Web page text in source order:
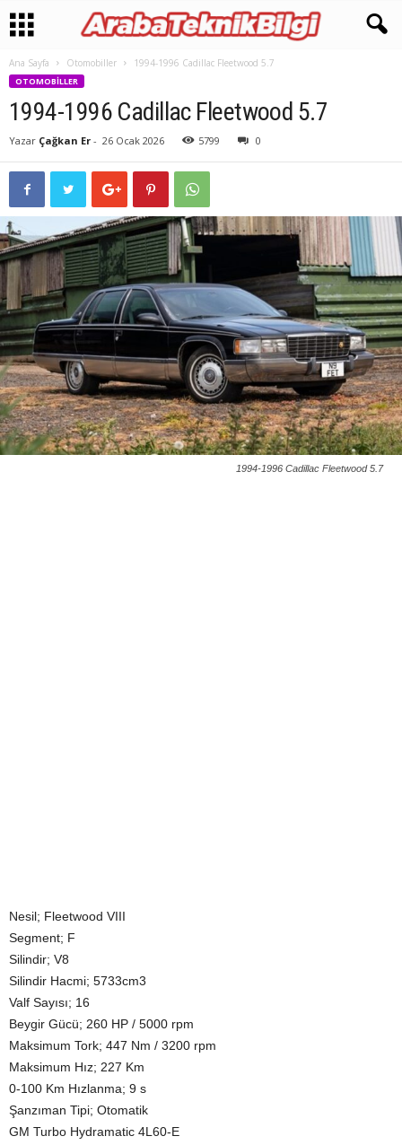
Ana Sayfa Otomobiller 1994-1996 Cadillac Fleetwood 5.7
OTOMOBILLER
1994-1996 Cadillac Fleetwood 5.7
Yazar Çağkan Er - 26 Ocak 2026 5799 0
1994-1996 Cadillac Fleetwood 5.7
Nesil; Fleetwood VIII
Segment; F
Silindir; V8
Silindir Hacmi; 5733cm3
Valf Sayısı; 16
Beygir Gücü; 260 HP / 5000 rpm
Maksimum Tork; 447 Nm / 3200 rpm
Maksimum Hız; 227 Km
0-100 Km Hızlanma; 9 s
Şanzıman Tipi; Otomatik
GM Turbo Hydramatic 4L60-E